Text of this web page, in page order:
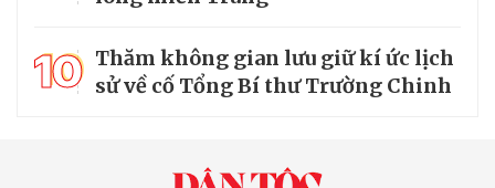
10 Thăm không gian lưu giữ kí ức lịch
sử về cố Tổng Bí thư Trường Chinh